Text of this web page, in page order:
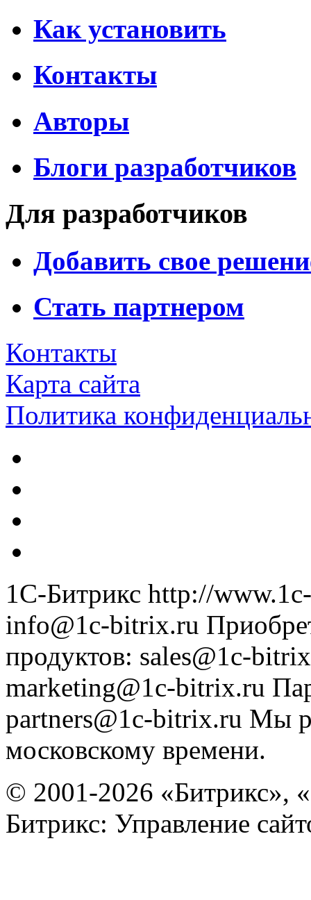
Как установить
Контакты
Авторы
Блоги разработчиков
Для разработчиков
Добавить свое
Стать партнером
Контакты
Карта сайта
Политика
1С-Битрикс http://
info@1c-bitrix.ru
продуктов: sales@1c-
marketing@1c-bitrix.ru
partners@1c-bitrix.ru Мы
московскому времени.
© 2001-2026 «Битрикс»,
Битрикс: Управление